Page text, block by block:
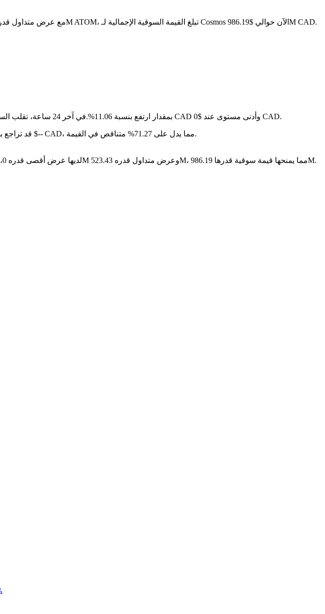
. مع عرض متداول قدره 523.43M ATOM، تبلغ القيمة السوقية الإجمالية لـ Cosmos الآن حوالي $986.19M CAD.
على مدار الأيام السبعة الماضية، تغير سعر Cosmos بمقدار ارتفع بنسبة 11.06%. في آخر 24 ساعة، تقلب السعر بنسبة 1.02%، حيث وصل إلى أعلى مستوى عند $0 CAD وأدنى مستوى عند $0 CAD.
سنة بعد سنة، Cosmos قد تراجع بمقدار $-- CAD، مما يدل على 71.27% متناقص في القيمة.
تحقق من هويتك عن طريق إدخال معلوماتك الشخصية وتحميل بطاقة هوية صالحة تحتوي على صورة.